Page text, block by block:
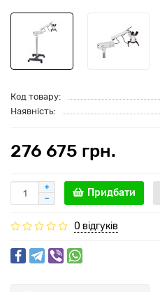
Код товару:
Наявність:
276 675 грн.
Придбати
0 відгуків